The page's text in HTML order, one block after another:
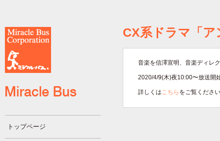
トップページ
CX系ドラマ「
音楽を信澤宣明、音楽ディレ
2020/4/9(木)夜10:00〜放送開
詳しくはこちら をご覧くださ